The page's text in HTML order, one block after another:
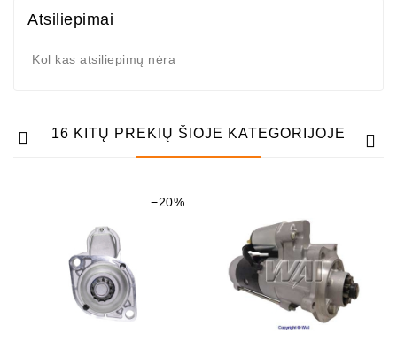
Atsiliepimai
Kol kas atsiliepimų nėra
16 KITŲ PREKIŲ ŠIOJE KATEGORIJOJE
−20%